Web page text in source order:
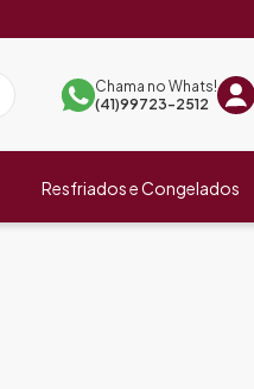
Chama no Whats!
(41)99723-2512
Resfriados e Congelados